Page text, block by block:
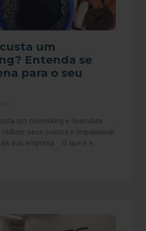
um
Entenda se
para o seu
um coworking e descubra
reduzir seus custos e impulsionar
sua empresa. O que é e